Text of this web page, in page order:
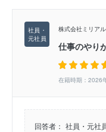
株式会社ミリア
仕事のやり
在籍時期：2026
回答者： 社員・元社